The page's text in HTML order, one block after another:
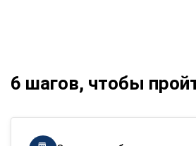
6 шагов, чтобы